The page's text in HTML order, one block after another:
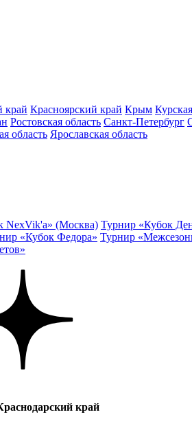
край Красноярский край Крым
Ростовская область Санкт-Петербург
область Ярославская область
NexVik'a» (Москва) Турнир «Кубок
«Кубок Федора» Турнир
край